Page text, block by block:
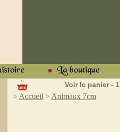
Voir le panier -
> Accueil > Animaux 7cm